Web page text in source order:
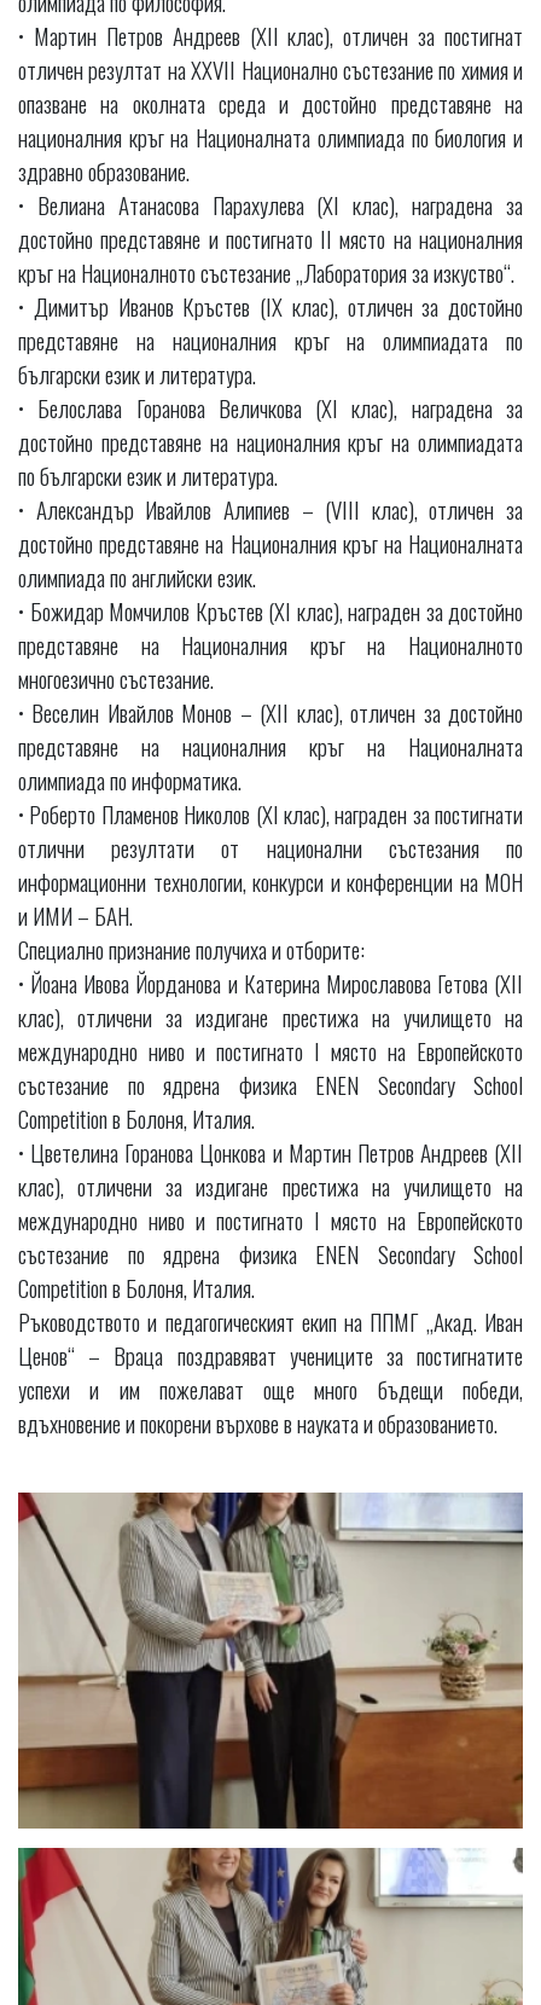
• Мартин Петров Андреев (XII клас), отличен за постигнат
отличен резултат на XXVII Национално състезание по химия и
опазване на околната среда и достойно представяне на
националния кръг на Националната олимпиада по биология и
здравно образование.
• Велиана Атанасова Парахулева (XI клас), наградена за
достойно представяне и постигнато II място на националния
кръг на Националното състезание „Лаборатория за изкуство“.
• Димитър Иванов Кръстев (IX клас), отличен за достойно
представяне на националния кръг на олимпиадата по
български език и литература.
• Белослава Горанова Величкова (XI клас), наградена за
достойно представяне на националния кръг на олимпиадата
по български език и литература.
• Александър Ивайлов Алипиев – (VIII клас), отличен за
достойно представяне на Националния кръг на Националната
олимпиада по английски език.
• Божидар Момчилов Кръстев (XI клас), награден за достойно
представяне на Националния кръг на Националното
многоезично състезание.
• Веселин Ивайлов Монов – (XII клас), отличен за достойно
представяне на националния кръг на Националната
олимпиада по информатика.
• Роберто Пламенов Николов (XI клас), награден за постигнати
отлични резултати от национални състезания по
информационни технологии, конкурси и конференции на МОН
и ИМИ – БАН.
Специално признание получиха и отборите:
• Йоана Ивова Йорданова и Катерина Мирославова Гетова (XII
клас), отличени за издигане престижа на училището на
международно ниво и постигнато I място на Европейското
състезание по ядрена физика ENEN Secondary School
Competition в Болоня, Италия.
• Цветелина Горанова Цонкова и Мартин Петров Андреев (XII
клас), отличени за издигане престижа на училището на
международно ниво и постигнато I място на Европейското
състезание по ядрена физика ENEN Secondary School
Competition в Болоня, Италия.
Ръководството и педагогическият екип на ППМГ „Акад. Иван
Ценов“ – Враца поздравяват учениците за постигнатите
успехи и им пожелават още много бъдещи победи,
вдъхновение и покорени върхове в науката и образованието.